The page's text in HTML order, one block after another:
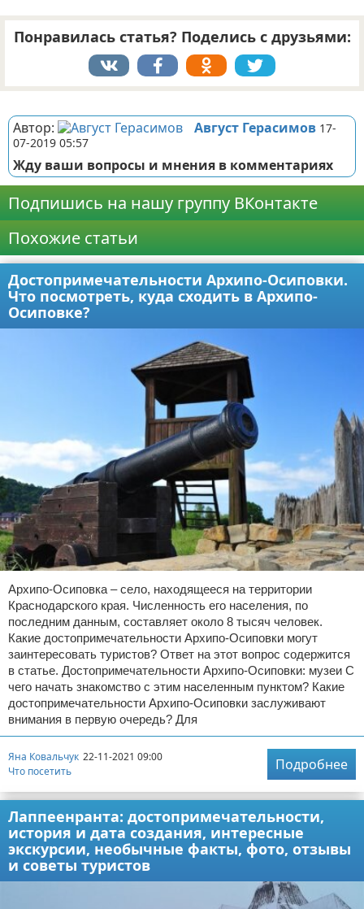
Понравилась статья? Поделись с друзьями:
Автор: Август Герасимов 17-
07-2019 05:57
Жду ваши вопросы и мнения в комментариях
Подпишись на нашу группу ВКонтакте
Похожие статьи
Достопримечательности Архипо-Осиповки.
Что посмотреть, куда сходить в Архипо-
Осиповке?
Архипо-Осиповка – село, находящееся на территории
Краснодарского края. Численность его населения, по
последним данным, составляет около 8 тысяч человек.
Какие достопримечательности Архипо-Осиповки могут
заинтересовать туристов? Ответ на этот вопрос содержится
в статье. Достопримечательности Архипо-Осиповки: музеи С
чего начать знакомство с этим населенным пунктом? Какие
достопримечательности Архипо-Осиповки заслуживают
внимания в первую очередь? Для
Яна Ковальчук 22-11-2021 09:00
Что посетить
Подробнее
Лаппеенранта: достопримечательности,
история и дата создания, интересные
экскурсии, необычные факты, фото, отзывы
и советы туристов